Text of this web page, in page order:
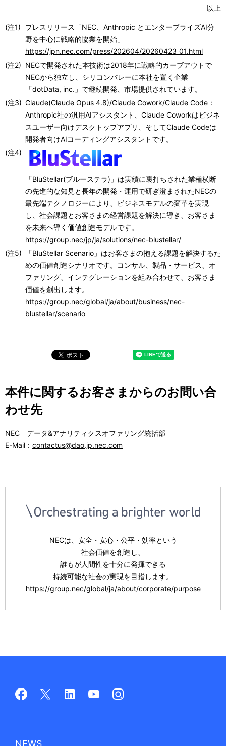
以上
(注1)
プレスリリース「NEC、Anthropic とエンタープライズAI分
野を中心に戦略的協業を開始」
https://jpn.nec.com/press/202604/20260423_01.html
(注2) NECで開発された本技術は2018年に戦略的カーブアウトで
NECから独立し、シリコンバレーに本社を置く企業
「dotData, inc.」で継続開発、市場提供されています。
(注3) Claude(Claude Opus 4.8)/Claude Cowork/Claude Code：
Anthropic社の汎用AIアシスタント、Claude Coworkはビジネ
スユーザー向けデスクトップアプリ、そしてClaude Codeは
開発者向けAIコーディングアシスタントです。
(注4)
「BluStellar(ブルーステラ)」は実績に裏打ちされた業種横断
の先進的な知見と長年の開発・運用で研ぎ澄まされたNECの
最先端テクノロジーにより、ビジネスモデルの変革を実現
し、社会課題とお客さまの経営課題を解決に導き、お客さま
を未来へ導く価値創造モデルです。
https://group.nec/jp/ja/solutions/nec-blustellar/
(注5)
「BluStellar Scenario」はお客さまの抱える課題を解決するた
めの価値創造シナリオです。コンサル、製品・サービス、オ
ファリング、インテグレーションを組み合わせて、お客さま
価値を創出します。
https://group.nec/global/ja/about/business/nec-
blustellar/scenario
本件に関するお客さまからのお問い合
わせ先
NEC データ&アナリティクスオファリング統括部
E-Mail： contactus@dao.jp.nec.com
NECは、安全・安心・公平・効率という
社会価値を創造し、
誰もが人間性を十分に発揮できる
持続可能な社会の実現を目指します。
https://group.nec/global/ja/about/corporate/purpose